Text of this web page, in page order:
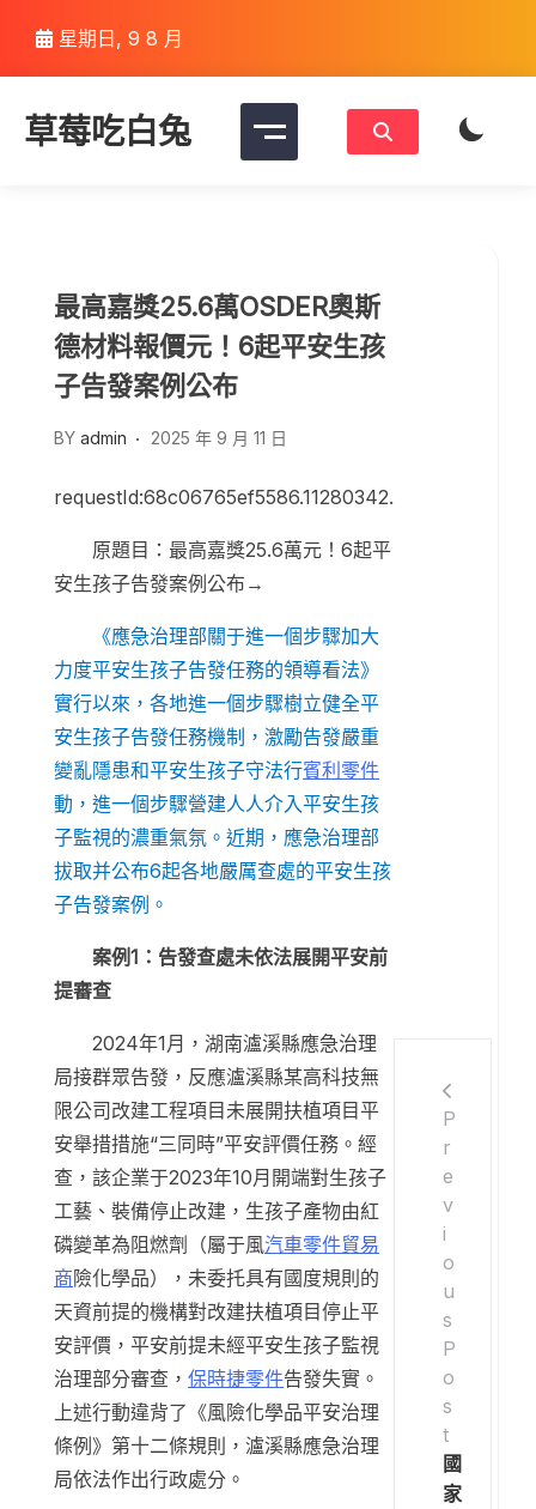
content
星期日, 9 8 月
草莓吃白兔
最高嘉獎25.6萬OSDER奧斯
德材料報價元！6起平安生孩
子告發案例公布
BY admin 2025 年 9 月 11 日
requestId:68c06765ef5586.11280342.
原題目：最高嘉獎25.6萬元！6起平
安生孩子告發案例公布→
《應急治理部關于進一個步驟加大
力度平安生孩子告發任務的領導看法》
實行以來，各地進一個步驟樹立健全平
安生孩子告發任務機制，激勵告發嚴重
變亂隱患和平安生孩子守法行賓利零件
動，進一個步驟營建人人介入平安生孩
子監視的濃重氣氛。近期，應急治理部
拔取并公布6起各地嚴厲查處的平安生孩
子告發案例。
案例1：告發查處未依法展開平安前
提審查
2024年1月，湖南瀘溪縣應急治理
局接群眾告發，反應瀘溪縣某高科技無
限公司改建工程項目未展開扶植項目平
安舉措措施“三同時”平安評價任務。經
查，該企業于2023年10月開端對生孩子
工藝、裝備停止改建，生孩子產物由紅
磷變革為阻燃劑（屬于風汽車零件貿易
商險化學品），未委托具有國度規則的
天資前提的機構對改建扶植項目停止平
安評價，平安前提未經平安生孩子監視
治理部分審查， 保時捷零件告發失實。
上述行動違背了《風險化學品平安治理
條例》第十二條規則，瀘溪縣應急治理
局依法作出行政處分。
P
r
e
v
i
o
u
s
P
o
s
t
國
家